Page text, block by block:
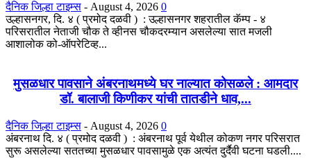
दैनिक जिल्हा टाइम्स - August 4, 2026 0
उल्हासनगर, दि. ४ ( प्रमोद दळवी ) : उल्हासनगर शहरातील कॅम्प - ४
परिसरातील नेताजी चौक ते व्हीनस चौकदरम्यान असलेल्या सात मजली
आशालोक को-ऑपरेटिव्ह...
मुसळधार पावसाने अंबरनाथमध्ये घर नाल्यात कोसळले : आमदार
डॉ. बालाजी किणीकर यांची तातडीने धाव,...
दैनिक जिल्हा टाइम्स - August 4, 2026 0
अंबरनाथ दि. ४ ( प्रमोद दळवी ) : अंबरनाथ पूर्व येथील कोकण नगर परिसरात
सुरू असलेल्या सततच्या मुसळधार पावसामुळे एक अत्यंत दुर्दैवी घटना घडली....